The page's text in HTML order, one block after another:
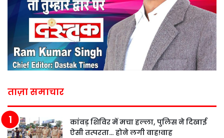
ताज़ा समाचार
कांवड़ शिविर में मचा हल्ला, पुलिस ने दिखाई
ऐसी तत्परता… होने लगी वाह!वाह